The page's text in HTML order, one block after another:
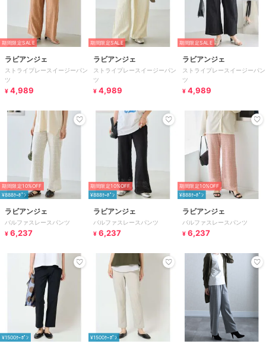
期間限定SALE
ラビアンジェ
ストライプレースイージーパン
ツ
¥ 4,989
期間限定SALE
ラビアンジェ
ストライプレースイージーパン
ツ
¥ 4,989
期間限定SALE
ラビアンジェ
ストライプレースイージーパン
ツ
¥ 4,989
期間限定10%OFF
¥888ｸｰﾎﾟﾝ
ラビアンジェ
バルファスレースパンツ
¥ 6,237
期間限定10%OFF
¥888ｸｰﾎﾟﾝ
ラビアンジェ
バルファスレースパンツ
¥ 6,237
期間限定10%OFF
¥888ｸｰﾎﾟﾝ
ラビアンジェ
バルファスレースパンツ
¥ 6,237
¥1500ｸｰﾎﾟﾝ ¥1500ｸｰﾎﾟﾝ